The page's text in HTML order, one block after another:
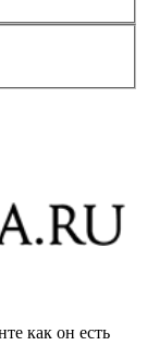
как он есть